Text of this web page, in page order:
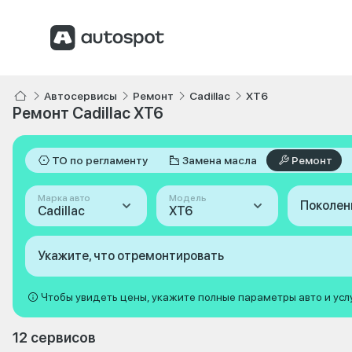
Автосервисы Ремонт Cadillac XT6
Ремонт Cadillac XT6
ТО по регламенту Замена масла Ремонт
Марка авто
Cadillac
Модель
XT6
Укажите, что отремонтировать
Чтобы увидеть цены, укажите полные параметры авто и
12 сервисов